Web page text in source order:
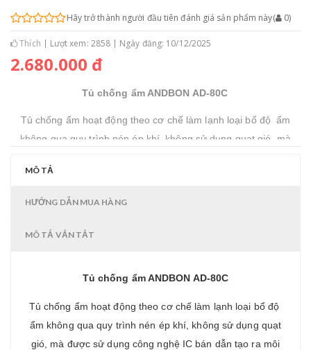
Hãy trở thành người đầu tiên đánh giá sản phẩm này( 0)
Thích Lượt xem: 2858 Ngày đăng: 10/12/2025
2.680.000 đ
Tủ chống ẩm ANDBON AD-80C
Tủ chống ẩm hoạt động theo cơ chế làm lạnh loại bổ độ ẩm
không qua quy trình nén ép khí, không sử dụng quạt gió, mà
không khí ẩm trong tủ. Khí ẩm bên trong tủ được ngưng tụ bởi
một thanh vật liệu có chức năng làm lạnh, tạo thành những hạt
thanh bức xạ và phần tử nhiệt điện bốc thành hơi ra bên ngoài.
MÔ TẢ
HƯỚNG DẪN MUA HÀNG
MÔ TẢ VẮN TẮT
Tủ chống ẩm ANDBON AD-80C
Tủ chống ẩm hoạt động theo cơ chế làm lạnh loại bổ độ
ẩm không qua quy trình nén ép khí, không sử dụng quạt
gió, mà được sử dụng công nghệ IC bán dẫn tạo ra môi